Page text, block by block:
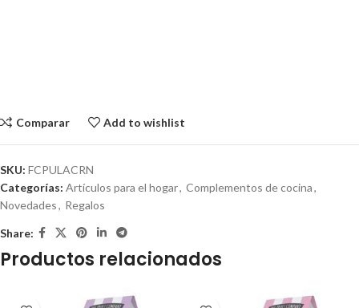
Comparar Add to wishlist
SKU: FCPULACRN
Categorías: Artículos para el hogar, Complementos de cocina,
Novedades, Regalos
Share:
Productos relacionados